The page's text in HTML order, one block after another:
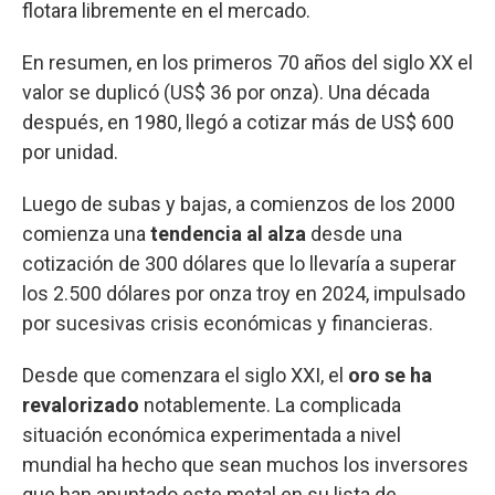
flotara libremente en el mercado.
En resumen, en los primeros 70 años del siglo XX el
valor se duplicó (US$ 36 por onza). Una década
después, en 1980, llegó a cotizar más de US$ 600
por unidad.
Luego de subas y bajas, a comienzos de los 2000
comienza una tendencia al alza desde una
cotización de 300 dólares que lo llevaría a superar
los 2.500 dólares por onza troy en 2024, impulsado
por sucesivas crisis económicas y financieras.
Desde que comenzara el siglo XXI, el oro se ha
revalorizado notablemente. La complicada
situación económica experimentada a nivel
mundial ha hecho que sean muchos los inversores